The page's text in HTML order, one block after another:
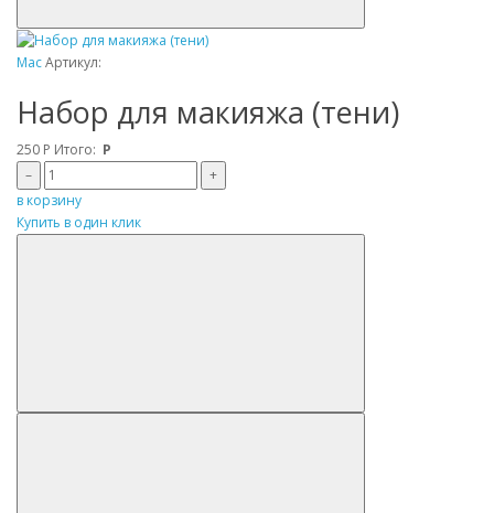
MacАртикул:
Набор для макияжа (тени)
250 Р Итого: Р
–
+
в корзину
Купить в один клик